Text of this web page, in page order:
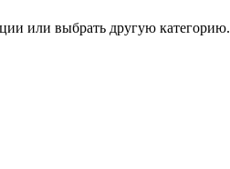
или выбрать другую категорию.